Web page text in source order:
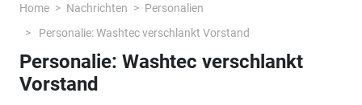
Home Nachrichten
Personalien
Personalie: Washtec verschlankt Vorstand
Personalie: Washtec verschlankt
Vorstand